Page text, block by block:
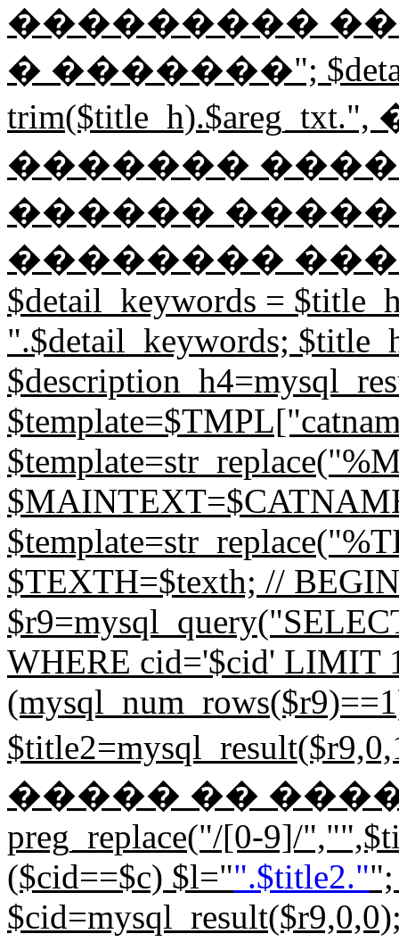
���������
� �������";
�������
������
��������
$detail_keywords =
".$detail_keywords;
$TEXTH=$texth; //
WHERE cid='$cid' LIMIT
����� �� ����.
preg_replace("/[0-9]/
($cid==$c) $l="".$title2."